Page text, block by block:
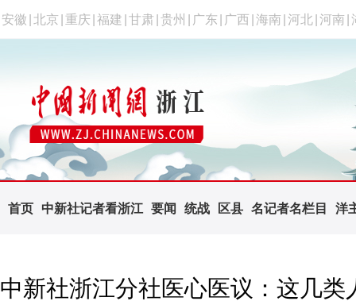
安徽 北京 重庆 福建 甘肃 贵州 广东 广西 海南 河北 河南
首页 中新社记者看浙江 要闻 统战 区县 名记者名栏目 洋
中新社浙江分社医心医议：这几类